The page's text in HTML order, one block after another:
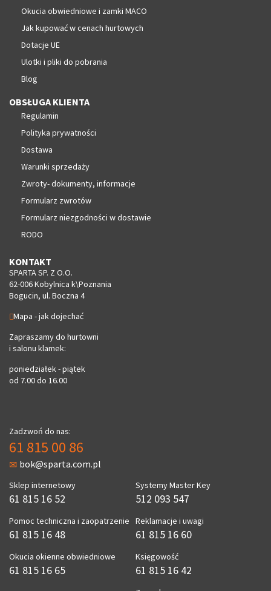
Okucia obwiedniowe i zamki MACO
Jak kupować w cenach hurtowych
Dotacje UE
Ulotki i pliki do pobrania
Blog
OBSŁUGA KLIENTA
Regulamin
Polityka prywatności
Dostawa
Warunki sprzedaży
Zwroty- dokumenty, informacje
Formularz zwrotów
Formularz niezgodności w dostawie
RODO
KONTAKT
SPARTA SP. Z O.O.
62-006 Kobylnica k\Poznania
Bogucin, ul. Boczna 4
Mapa - jak dojechać
Zapraszamy do hurtowni
i salonu klamek:
poniedziałek - piątek
od 7.00 do 16.00
Zadzwoń do nas:
61 815 00 86
bok@sparta.com.pl
Sklep internetowy
61 815 16 52
Pomoc techniczna i zaopatrzenie
61 815 16 48
Okucia okienne obwiedniowe
61 815 16 65
Systemy Master Key
512 093 547
Reklamacje i uwagi
61 815 16 60
Księgowość
61 815 16 42